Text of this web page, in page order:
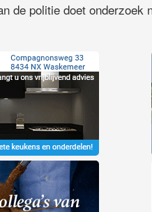
de politie doet onderzoek